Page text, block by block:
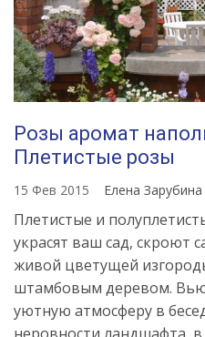
Розы аромат
Плетистые розы
15 Фев 2015 Елена Зарубина
Плетистые и
украсят ваш сад, скроют
живой цветущей
штамбовым деревом.
уютную атмосферу в